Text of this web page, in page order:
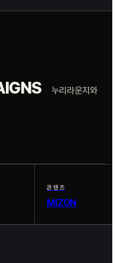
누리라운지와
콘텐츠
MIZON